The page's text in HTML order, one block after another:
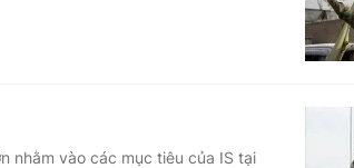
nhằm vào các mục tiêu của IS tại